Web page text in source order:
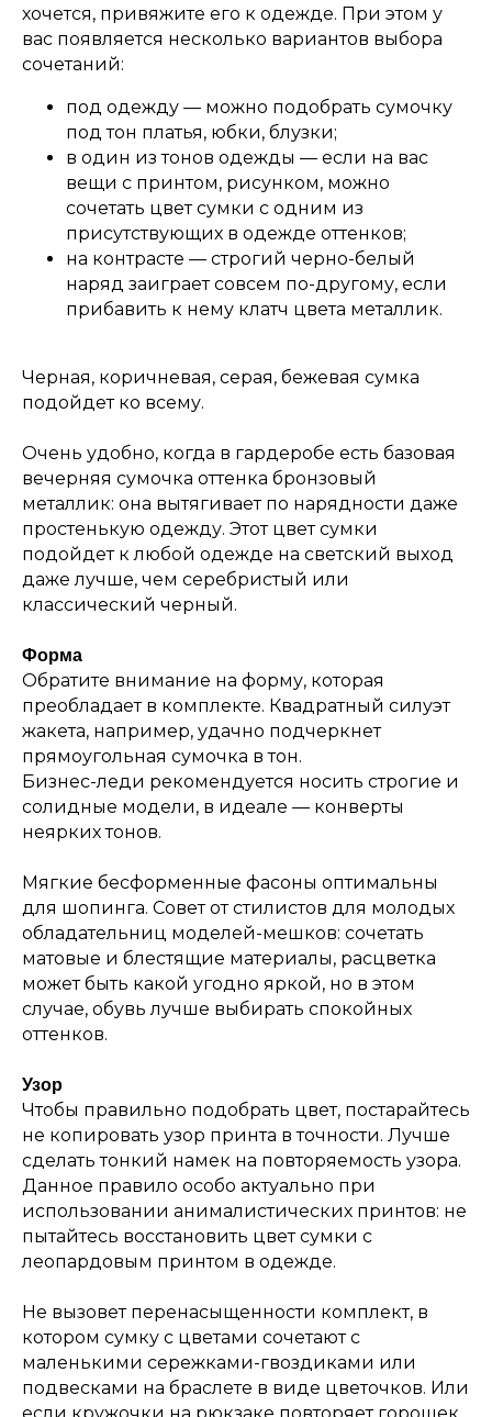
хочется, привяжите его к одежде. При этом у
вас появляется несколько вариантов выбора
сочетаний:
под одежду — можно подобрать сумочку
под тон платья, юбки, блузки;
в один из тонов одежды — если на вас
вещи с принтом, рисунком, можно
сочетать цвет сумки с одним из
присутствующих в одежде оттенков;
на контрасте — строгий черно-белый
наряд заиграет совсем по-другому, если
прибавить к нему клатч цвета металлик.
Черная, коричневая, серая, бежевая сумка
подойдет ко всему.
Очень удобно, когда в гардеробе есть базовая
вечерняя сумочка оттенка бронзовый
металлик: она вытягивает по нарядности даже
простенькую одежду. Этот цвет сумки
подойдет к любой одежде на светский выход
даже лучше, чем серебристый или
классический черный.
Форма
Обратите внимание на форму, которая
преобладает в комплекте. Квадратный силуэт
жакета, например, удачно подчеркнет
прямоугольная сумочка в тон.
Бизнес-леди рекомендуется носить строгие и
солидные модели, в идеале — конверты
неярких тонов.
Мягкие бесформенные фасоны оптимальны
для шопинга. Совет от стилистов для молодых
обладательниц моделей-мешков: сочетать
матовые и блестящие материалы, расцветка
может быть какой угодно яркой, но в этом
случае, обувь лучше выбирать спокойных
оттенков.
Узор
Чтобы правильно подобрать цвет, постарайтесь
не копировать узор принта в точности. Лучше
сделать тонкий намек на повторяемость узора.
Данное правило особо актуально при
использовании анималистических принтов: не
пытайтесь восстановить цвет сумки с
леопардовым принтом в одежде.
Не вызовет перенасыщенности комплект, в
котором сумку с цветами сочетают с
маленькими сережками-гвоздиками или
подвесками на браслете в виде цветочков. Или